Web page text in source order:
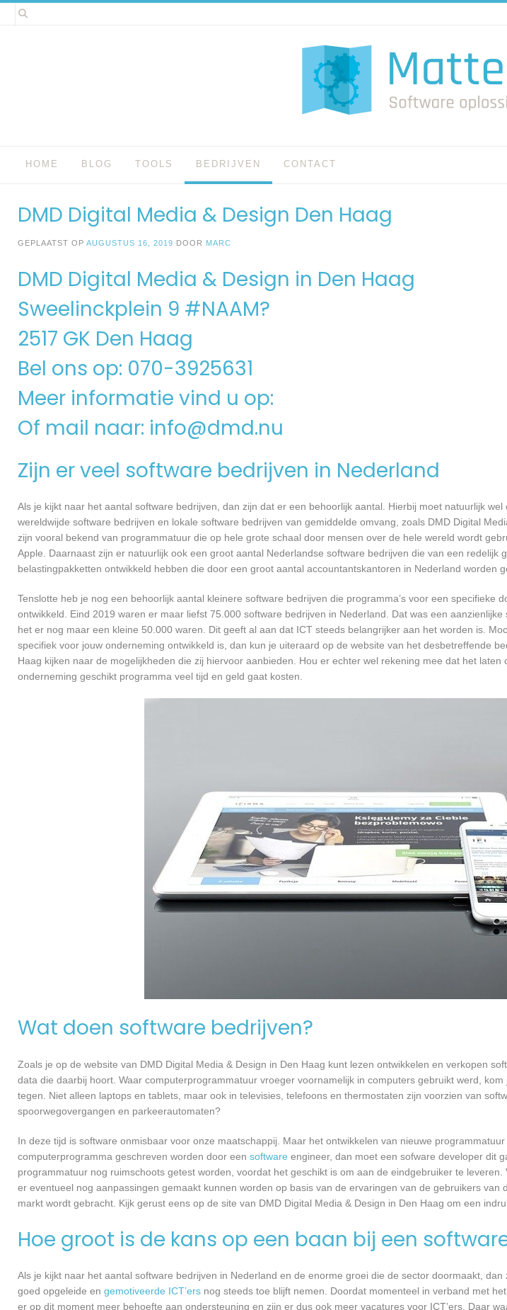
Spring
naar
HOME BLOG TOOLS BEDRIJVEN CONTACT
DMD Digital Media & Design Den Haag
GEPLAATST OP AUGUSTUS 16, 2019 DOOR MARC
DMD Digital Media & Design in Den Haag
Sweelinckplein 9 #NAAM?
2517 GK Den Haag
Bel ons op: 070-3925631
Meer informatie vind u op:
Of mail naar: info@dmd.nu
Zijn er veel software bedrijven in Nederland
Als je kijkt naar het aantal software bedrijven, dan zijn dat er een behoorlijk aantal. Hierbij moet natuurlijk
wereldwijde software bedrijven en lokale software bedrijven van gemiddelde omvang, zoals DMD Digital
zijn vooral bekend van programmatuur die op hele grote schaal door mensen over de hele wereld wordt
Apple. Daarnaast zijn er natuurlijk ook een groot aantal Nederlandse software bedrijven die van een redelijk
belastingpakketten ontwikkeld hebben die door een groot aantal accountantskantoren in Nederland worden
Tenslotte heb je nog een behoorlijk aantal kleinere software bedrijven die programma’s voor een specifieke
ontwikkeld. Eind 2019 waren er maar liefst 75.000 software bedrijven in Nederland. Dat was een
het er nog maar een kleine 50.000 waren. Dit geeft al aan dat ICT steeds belangrijker aan het worden is.
specifiek voor jouw onderneming ontwikkeld is, dan kun je uiteraard op de website van het desbetreffende
Haag kijken naar de mogelijkheden die zij hiervoor aanbieden. Hou er echter wel rekening mee dat het laten
onderneming geschikt programma veel tijd en geld gaat kosten.
Wat doen software bedrijven?
Zoals je op de website van DMD Digital Media & Design in Den Haag kunt lezen ontwikkelen en verkopen
data die daarbij hoort. Waar computerprogrammatuur vroeger voornamelijk in computers gebruikt werd,
tegen. Niet alleen laptops en tablets, maar ook in televisies, telefoons en thermostaten zijn voorzien van
spoorwegovergangen en parkeerautomaten?
In deze tijd is software onmisbaar voor onze maatschappij. Maar het ontwikkelen van nieuwe
computerprogramma geschreven worden door een software engineer, dan moet een sofware developer dit
programmatuur nog ruimschoots getest worden, voordat het geschikt is om aan de eindgebruiker te
er eventueel nog aanpassingen gemaakt kunnen worden op basis van de ervaringen van de gebruikers van
markt wordt gebracht. Kijk gerust eens op de site van DMD Digital Media & Design in Den Haag om een
Hoe groot is de kans op een baan bij een
Als je kijkt naar het aantal software bedrijven in Nederland en de enorme groei die de sector doormaakt,
goed opgeleide en gemotiveerde ICT’ers nog steeds toe blijft nemen. Doordat momenteel in verband met
er op dit moment meer behoefte aan ondersteuning en zijn er dus ook meer vacatures voor ICT’ers. Daar